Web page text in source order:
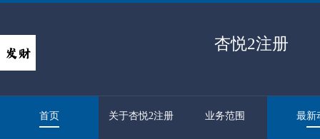
杏悦2注册
首页 关于杏悦2注册 业务范围 最新